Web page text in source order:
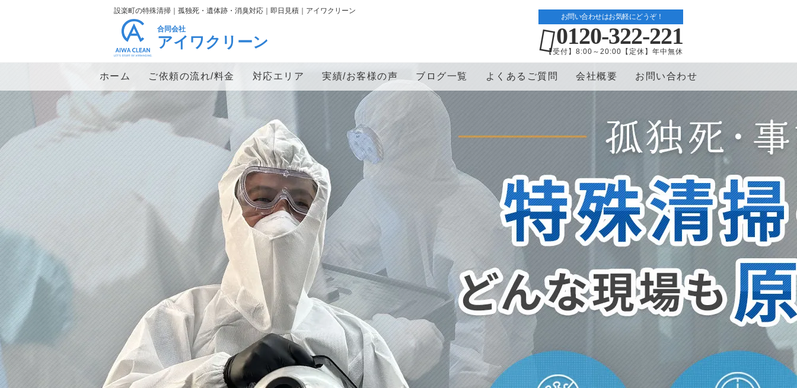
設楽町の特殊清掃｜孤独死・遺体跡・消臭対応｜即日見積｜アイワクリーン
合同会社
アイワクリーン
お問い合わせはお気軽にどうぞ！
0120-322-221
【受付】8:00～20:00【定休】年中無休
ホーム ご依頼の流れ/料金 対応エリア 実績/お客様の声 ブログ一覧 よくあるご質問 会社概要 お問い合わせ